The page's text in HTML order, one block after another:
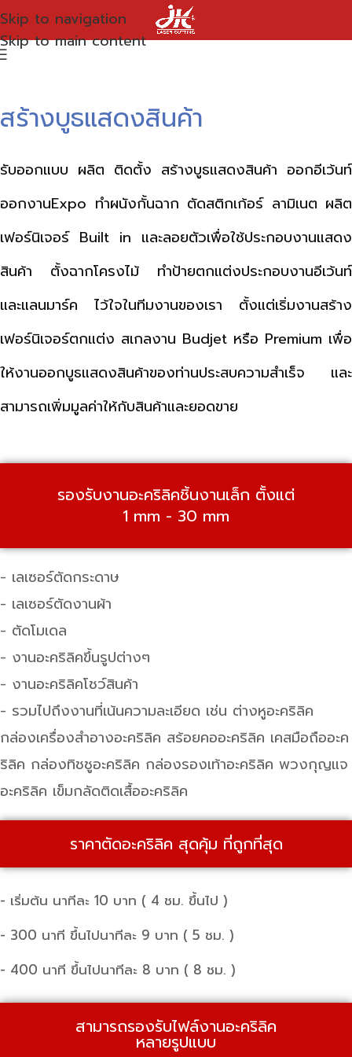
Skip to navigation
Skip to main content
สร้างบูธแสดงสินค้า
รับออกแบบ ผลิต ติดตั้ง สร้างบูธแสดงสินค้า ออกอีเว้นท์
ออกงานExpo ทำผนังกั้นฉาก ตัดสติกเก้อร์ ลามิเนต ผลิต
เฟอร์นิเจอร์ Built in และลอยตัวเพื่อใช้ประกอบงานแสดง
สินค้า ตั้งฉากโครงไม้ ทำป้ายตกแต่งประกอบงานอีเว้นท์
และแลนมาร์ค ไว้ใจในทีมงานของเรา ตั้งแต่เริ่มงานสร้าง
เฟอร์นิเจอร์ตกแต่ง สเกลงาน Budjet หรือ Premium เพื่อ
ให้งานออกบูธแสดงสินค้าของท่านประสบความสำเร็จ และ
สามารถเพิ่มมูลค่าให้กับสินค้าและยอดขาย
รองรับงานอะคริลิคชิ้นงานเล็ก ตั้งแต่
1 mm - 30 mm
- เลเซอร์ตัดกระดาษ
- เลเซอร์ตัดงานผ้า
- ตัดโมเดล
- งานอะคริลิคขึ้นรูปต่างๆ
- งานอะคริลิคโชว์สินค้า
- รวมไปถึงงานที่เน้นความละเอียด เช่น ต่างหูอะคริลิค
กล่องเครื่องสำอางอะคริลิค สร้อยคออะคริลิค เคสมือถืออะค
ริลิค กล่องทิชชูอะคริลิค กล่องรองเท้าอะคริลิค พวงกุญแจ
อะคริลิค เข็มกลัดติดเสื้ออะคริลิค
ราคาตัดอะคริลิค สุดคุ้ม ที่ถูกที่สุด
- เริ่มต้น นาทีละ 10 บาท ( 4 ชม. ขึ้นไป )
- 300 นาที ขึ้นไปนาทีละ 9 บาท ( 5 ชม. )
- 400 นาที ขึ้นไปนาทีละ 8 บาท ( 8 ชม. )
สามารถรองรับไฟล์งานอะคริลิค
หลายรูปแบบ